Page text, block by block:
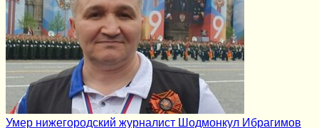
Умер нижегородский журналист Шодмонкул Ибрагимов